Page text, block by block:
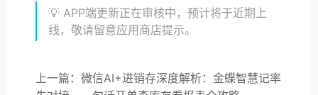
💡 APP端更新正在审核中，预计将于近期上
线，敬请留意应用商店提示。
上一篇：微信AI+进销存深度解析：金蝶智慧记率